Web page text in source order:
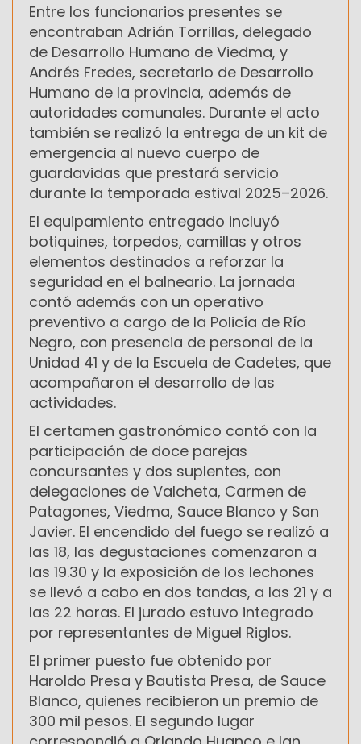
Entre los funcionarios presentes se
encontraban Adrián Torrillas, delegado
de Desarrollo Humano de Viedma, y
Andrés Fredes, secretario de Desarrollo
Humano de la provincia, además de
autoridades comunales. Durante el acto
también se realizó la entrega de un kit de
emergencia al nuevo cuerpo de
guardavidas que prestará servicio
durante la temporada estival 2025–2026.
El equipamiento entregado incluyó
botiquines, torpedos, camillas y otros
elementos destinados a reforzar la
seguridad en el balneario. La jornada
contó además con un operativo
preventivo a cargo de la Policía de Río
Negro, con presencia de personal de la
Unidad 41 y de la Escuela de Cadetes, que
acompañaron el desarrollo de las
actividades.
El certamen gastronómico contó con la
participación de doce parejas
concursantes y dos suplentes, con
delegaciones de Valcheta, Carmen de
Patagones, Viedma, Sauce Blanco y San
Javier. El encendido del fuego se realizó a
las 18, las degustaciones comenzaron a
las 19.30 y la exposición de los lechones
se llevó a cabo en dos tandas, a las 21 y a
las 22 horas. El jurado estuvo integrado
por representantes de Miguel Riglos.
El primer puesto fue obtenido por
Haroldo Presa y Bautista Presa, de Sauce
Blanco, quienes recibieron un premio de
300 mil pesos. El segundo lugar